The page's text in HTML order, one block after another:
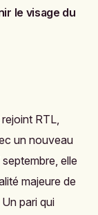
le visage du
RTL,
un nouveau
elle
majeure de
pari qui